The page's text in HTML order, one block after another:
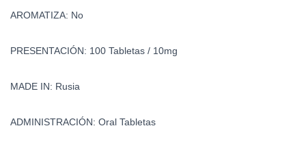
AROMATIZA: No
PRESENTACIÓN: 100 Tabletas / 10mg
MADE IN: Rusia
ADMINISTRACIÓN: Oral Tabletas